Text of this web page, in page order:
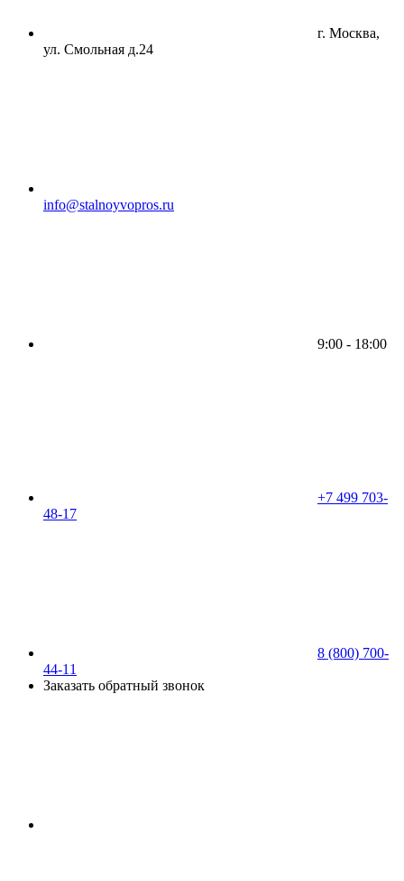
г. Москва,
ул. Смольная д.24
info@stalnoyvopros.ru
9:00 - 18:00
+7 499 703-
48-17
8 (800) 700-
44-11
Заказать обратный звонок